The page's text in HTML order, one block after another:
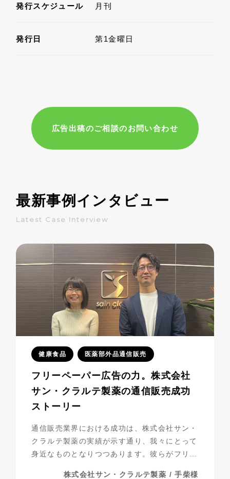
発行スケジュール 月刊
発行日 第1金曜日
広告出稿のご相談のお問い合わせ
最新事例インタビュー
Latest Case Interview
健康食品 医薬部外品通信販売
フリーペーパー広告の力。株式会社
サン・クラルテ製薬の通信販売成功
ストーリー
通信販売業界における成功は、株式会社サン・
クラルテ製薬の実績が示す通り、我々にとって
身近なものとなりつつあります。彼らがフリー
株式会社サン・クラルテ製薬 / 手柴様